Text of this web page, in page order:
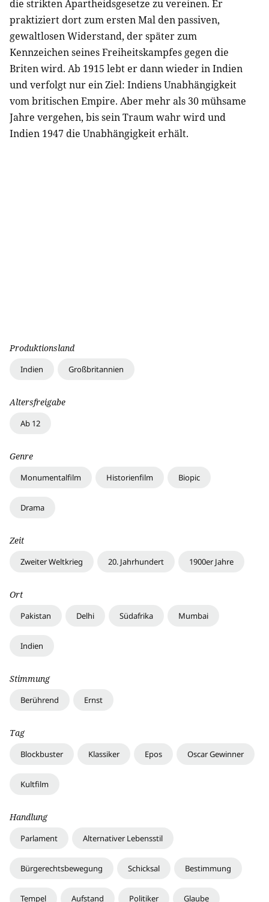
die strikten Apartheidsgesetze zu vereinen. Er
praktiziert dort zum ersten Mal den passiven,
gewaltlosen Widerstand, der später zum
Kennzeichen seines Freiheitskampfes gegen die
Briten wird. Ab 1915 lebt er dann wieder in Indien
und verfolgt nur ein Ziel: Indiens Unabhängigkeit
vom britischen Empire. Aber mehr als 30 mühsame
Jahre vergehen, bis sein Traum wahr wird und
Indien 1947 die Unabhängigkeit erhält.
Produktionsland
Indien Großbritannien
Altersfreigabe
Ab 12
Genre
Monumentalfilm Historienfilm Biopic
Drama
Zeit
Zweiter Weltkrieg 20. Jahrhundert 1900er Jahre
Ort
Pakistan Delhi Südafrika Mumbai
Indien
Stimmung
Berührend Ernst
Tag
Blockbuster Klassiker Epos Oscar Gewinner
Kultfilm
Handlung
Parlament Alternativer Lebensstil
Bürgerechtsbewegung Schicksal Bestimmung
Tempel Aufstand Politiker Glaube